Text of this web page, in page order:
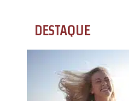
DESTAQUE